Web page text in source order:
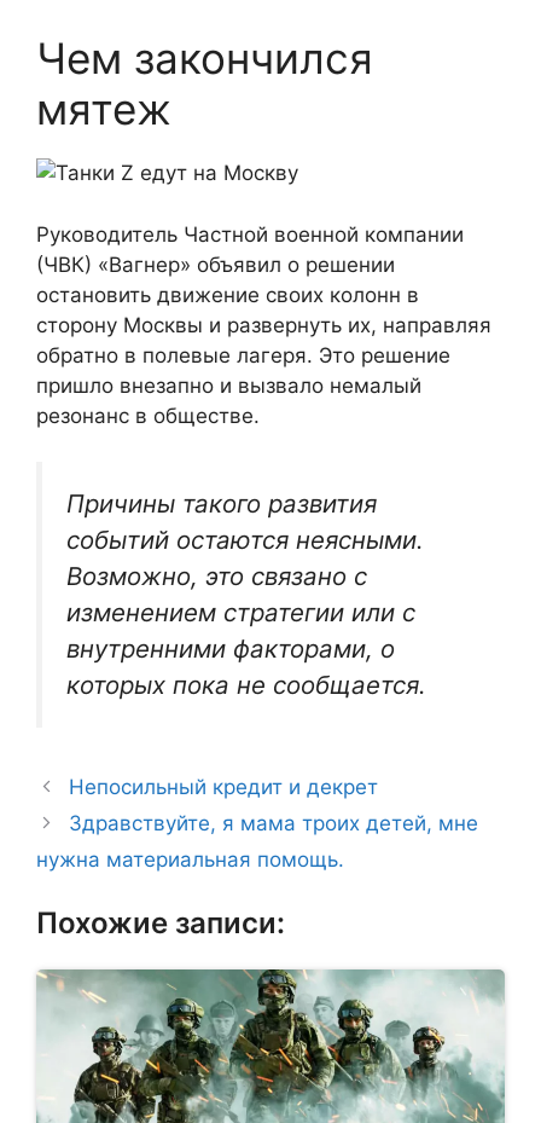
Чем закончился
мятеж
Руководитель Частной военной компании
(ЧВК) «Вагнер» объявил о решении
остановить движение своих колонн в
сторону Москвы и развернуть их, направляя
обратно в полевые лагеря. Это решение
пришло внезапно и вызвало немалый
резонанс в обществе.
Причины такого развития
событий остаются неясными.
Возможно, это связано с
изменением стратегии или с
внутренними факторами, о
которых пока не сообщается.
Непосильный кредит и декрет
Здравствуйте, я мама троих детей, мне
нужна материальная помощь.
Похожие записи: